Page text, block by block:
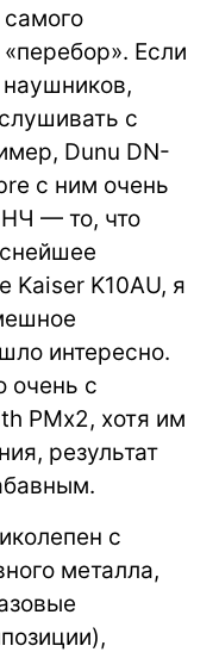
Если
с
Dunu DN-
с ним очень
— то, что
Kaiser K10AU, я
интересно.
очень с
PMx2, хотя им
результат
с
металла,